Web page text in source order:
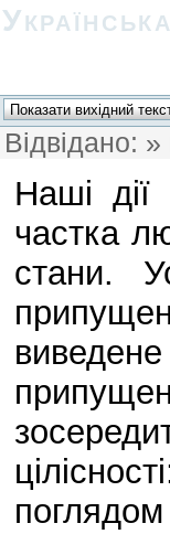
Відвідано: »
Наші
частка
стани.